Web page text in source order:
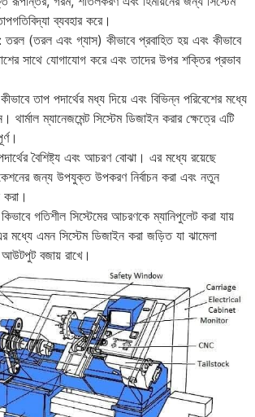
ব্যবহার করে।
তরল (তরল এবং গ্যাস) কীভাবে প্রবাহিত হয় এবং কীভাবে
সাথে যোগাযোগ করে এবং তাদের উপর শক্তির প্রভাব
তাপ পদার্থের মধ্য দিয়ে এবং বিভিন্ন পরিবেশের মধ্যে
ম্যানেজমেন্ট সিস্টেম ডিজাইন করার ক্ষেত্রে এটি
বৈশিষ্ট্য এবং আচরণ বোঝা। এর মধ্যে রয়েছে
জন্য উপযুক্ত উপকরণ নির্বাচন করা এবং নতুন
গতিশীল সিস্টেমের আচরণকে ম্যানিপুলেট করা যায়
এমন সিস্টেম ডিজাইন করা জড়িত যা ঝামেলা
বজায় রাখে।